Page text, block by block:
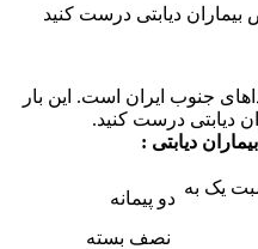
بیماران دیابتی درست کنید
جنوب ایران است. این بار
دیابتی درست کنید.
دیابتی :
یک به‌
دو پیمانه
نصف بسته